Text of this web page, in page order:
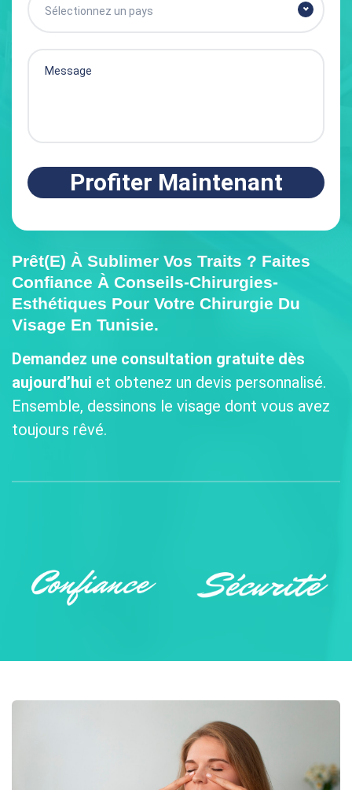
Sélectionnez un pays
Profiter Maintenant
Prêt(e) À Sublimer Vos Traits ? Faites
Confiance À Conseils-Chirurgies-
Esthétiques Pour Votre Chirurgie Du
Visage En Tunisie.
Demandez une consultation gratuite dès
aujourd’hui et obtenez un devis personnalisé.
Ensemble, dessinons le visage dont vous avez
toujours rêvé.